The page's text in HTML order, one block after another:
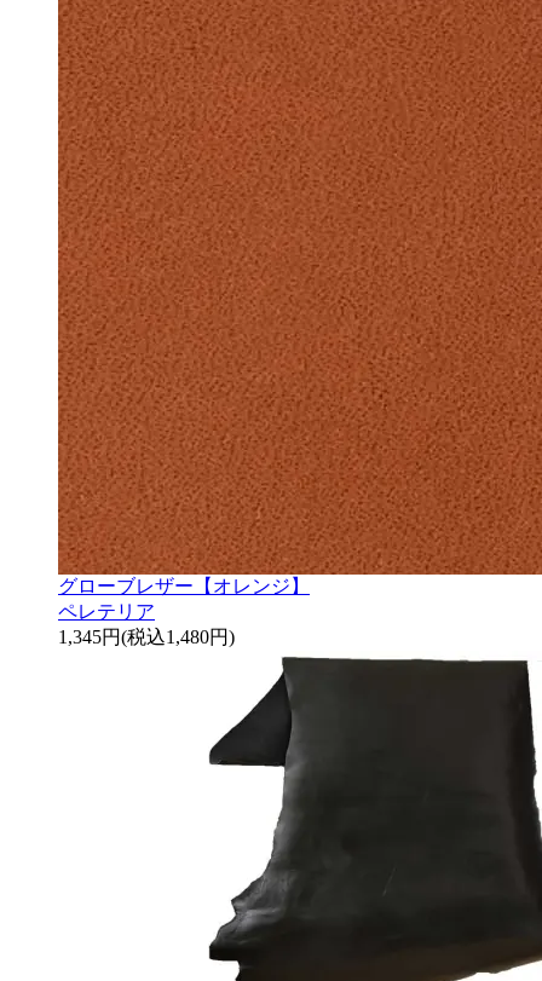
グローブレザー【オレンジ】
ペレテリア
1,345円(税込1,480円)